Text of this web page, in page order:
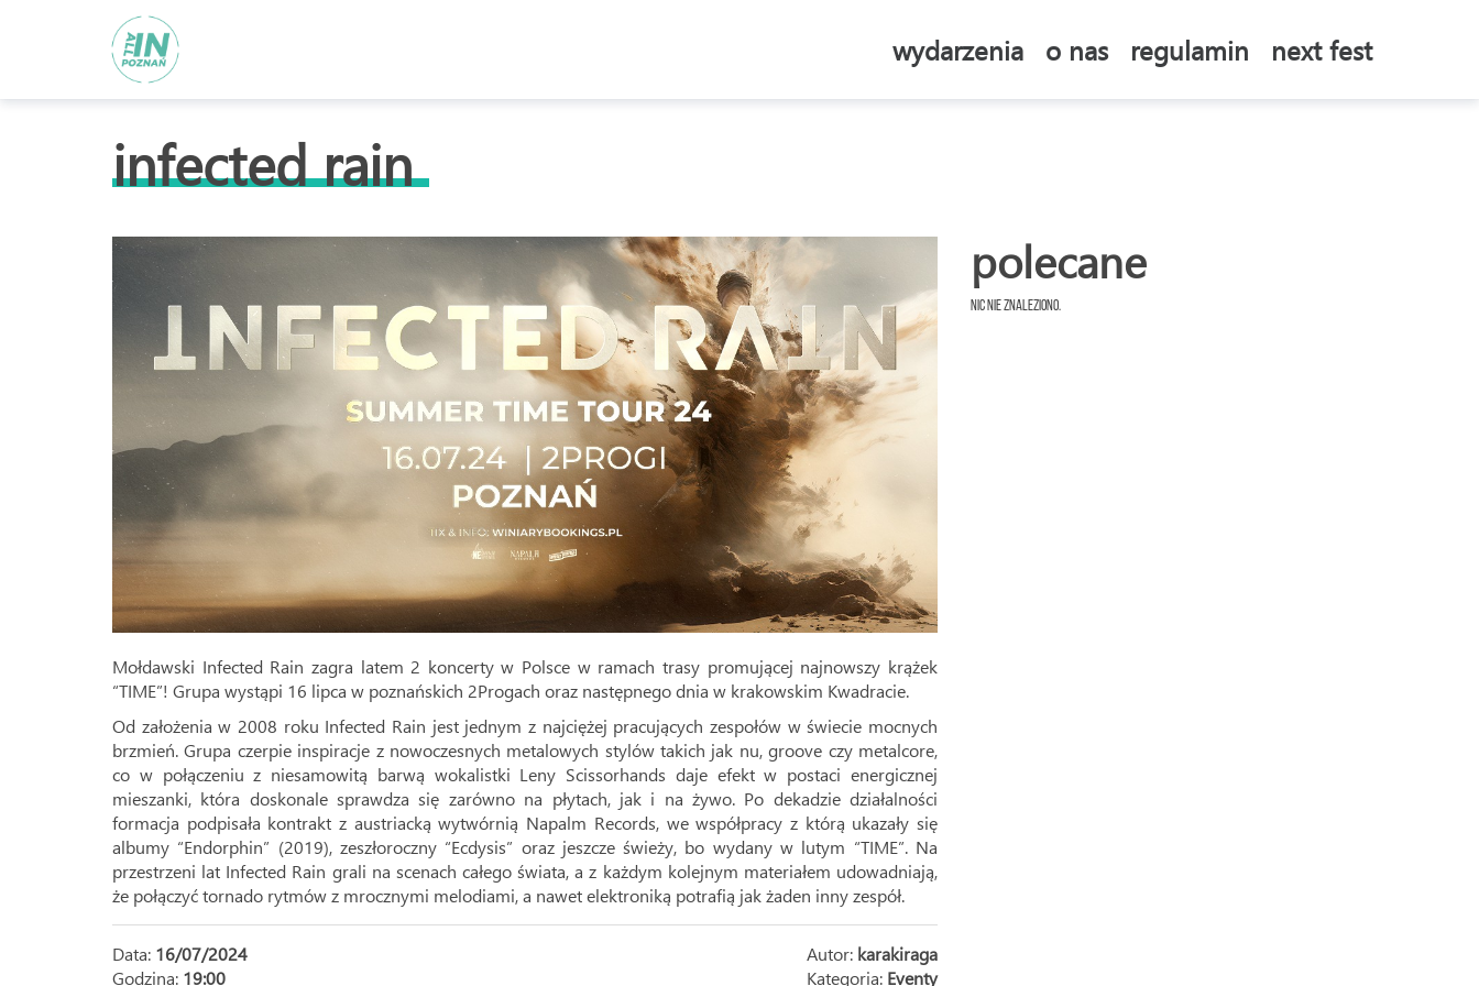
wydarzenia o nas regulamin next fest
infected rain
Mołdawski Infected Rain zagra latem 2 koncerty w Polsce w ramach trasy promującej najnowszy krążek
“TIME”! Grupa wystąpi 16 lipca w poznańskich 2Progach oraz następnego dnia w krakowskim Kwadracie.
Od założenia w 2008 roku Infected Rain jest jednym z najciężej pracujących zespołów w świecie mocnych
brzmień. Grupa czerpie inspiracje z nowoczesnych metalowych stylów takich jak nu, groove czy metalcore,
co w połączeniu z niesamowitą barwą wokalistki Leny Scissorhands daje efekt w postaci energicznej
mieszanki, która doskonale sprawdza się zarówno na płytach, jak i na żywo. Po dekadzie działalności
formacja podpisała kontrakt z austriacką wytwórnią Napalm Records, we współpracy z którą ukazały się
albumy “Endorphin” (2019), zeszłoroczny “Ecdysis” oraz jeszcze świeży, bo wydany w lutym “TIME”. Na
przestrzeni lat Infected Rain grali na scenach całego świata, a z każdym kolejnym materiałem udowadniają,
że połączyć tornado rytmów z mrocznymi melodiami, a nawet elektroniką potrafią jak żaden inny zespół.
Data: 16/07/2024
Godzina: 19:00
Autor: karakiraga
Kategoria: Eventy
polecane
Nic nie znaleziono.